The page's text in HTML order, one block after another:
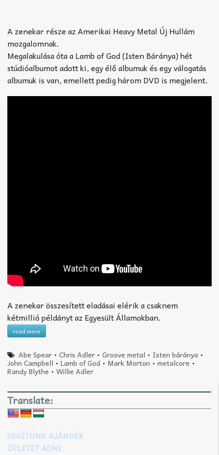
A zenekar része az Amerikai Heavy Metal Új Hullám
mozgalomnak.
Megalakulása óta a Lamb of God (Isten Báránya) hét
stúdióalbumot adott ki, egy élő albumuk és egy válogatás
albumuk is van, emellett pedig három DVD is megjelent.
A zenekar összesített eladásai elérik a csaknem
kétmillió példányt az Egyesült Államokban.
read more
Abe Spear •Chris Adler •Groove metal • Isten báránya •
John Campbell • Lamb of God • Mark Morton • metalcore•
Randy Blythe • Willie Adler
Translate:
SEGÍTÜNK AJÁNDÉK
ÖTLETET ADNI